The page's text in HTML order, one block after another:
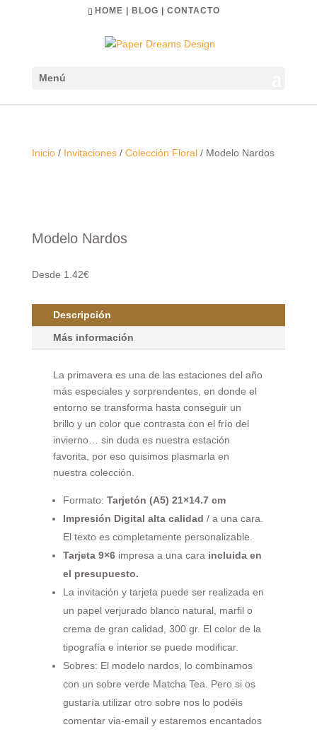
HOME BLOG CONTACTO
Menú
Inicio/ Invitaciones/ Colección Floral/ Modelo Nardos
Modelo Nardos
Desde 1.42€
Descripción
Más información
La primavera es una de las estaciones del año
más especiales y sorprendentes, en donde el
entorno se transforma hasta conseguir un
brillo y un color que contrasta con el frío del
invierno… sin duda es nuestra estación
favorita, por eso quisimos plasmarla en
nuestra colección.
Formato: Tarjetón (A5) 21×14.7 cm
Impresión Digital alta calidad / a una cara.
El texto es completamente personalizable.
Tarjeta 9×6 impresa a una cara incluida en
el presupuesto.
La invitación y tarjeta puede ser realizada en
un papel verjurado blanco natural, marfil o
crema de gran calidad, 300 gr. El color de la
tipografía e interior se puede modificar.
Sobres: El modelo nardos, lo combinamos
con un sobre verde Matcha Tea. Pero si os
gustaría utilizar otro sobre nos lo podéis
comentar via-email y estaremos encantados